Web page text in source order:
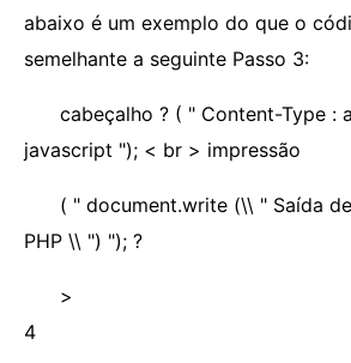
abaixo é um exemplo do que o
semelhante a seguinte Passo 3:
cabeçalho ? ( " Content-Type :
javascript "); < br > impressão
( " document.write (\\ " Saída
PHP \\ ") "); ?
>
4